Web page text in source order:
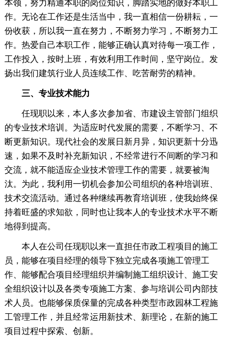
本领，努力精通本职的岗位知识，脚踏实地的做好本职工
作。无论在工作还是生活当中，我一直相信一份耕耘，一
份收获，所以我一直在努力，不断努力学习，不断努力工
作。热爱自己本职工作，能够正确认真对待每一项工作，
工作投入，按时上班，有效利用工作时间，坚守岗位。发
扬出我们建筑行业人员连续工作、吃苦耐劳的精神。
三、专业技术能力
任现职以来，本人多次参加省、市建设主管部门组织
的专业技术培训。为适应时代发展的需要，不断学习、不
断更新知识。现代社会的发展日新月异，知识更新十分迅
速，如果不及时补充新知识，不经常进行不间断的学习和
交流，就不能适应企业技术管理工作的需要，就要被淘
汰。为此，我利用一切机会参加公司组织的各种培训班、
技术交流活动。通过各种继续再教育培训班，使我始终保
持着旺盛的求知欲，同时也让我本人的专业技术水平不断
地得到提高。
本人在公司任现职以来一直担任市政工程项目的施工
员，能够在项目经理的领导下独立完成各项施工管理工
作、能够配合项目经理组织并编制施工组织设计、施工安
全组织设计以及各类专项施工方案、参与培训公司内部技
术人员。也能够保质保量的完成各种类型市政园林工程施
工管理工作，并且经常运用新技术、新理论，在新的施工
项目过程中探索、创新。